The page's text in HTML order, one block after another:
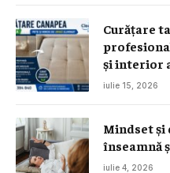
Curățare
și interior
iulie 15, 2026
Mindset și
înseamnă
iulie 4, 2026